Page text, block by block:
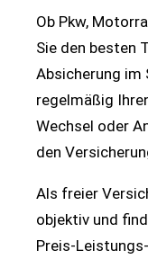
Ob Pkw,
Sie den besten
Absicherung im
regelmäßig
Wechsel oder
den
Als freier
objektiv und
Preis-